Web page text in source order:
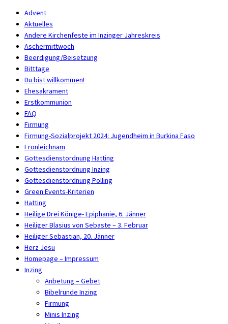
Advent
Aktuelles
Andere Kirchenfeste im Inzinger Jahreskreis
Aschermittwoch
Beerdigung/Beisetzung
Bitttage
Du bist willkommen!
Ehesakrament
Erstkommunion
FAQ
Firmung
Firmung-Sozialprojekt 2024: Jugendheim in Burkina Faso
Fronleichnam
Gottesdienstordnung Hatting
Gottesdienstordnung Inzing
Gottesdienstordnung Polling
Green Events-Kriterien
Hatting
Heilige Drei Könige- Epiphanie, 6. Jänner
Heiliger Blasius von Sebaste – 3. Februar
Heiliger Sebastian, 20. Jänner
Herz Jesu
Homepage – Impressum
Inzing
Anbetung – Gebet
Bibelrunde Inzing
Firmung
Minis Inzing